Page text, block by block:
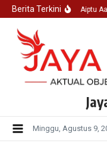
Lewati ke konten
Berita TerkiniKa SPK I Aiptu
Minggu, Agustus 9,